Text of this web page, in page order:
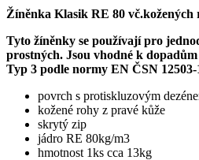
Žíněnka Klasik RE 80 vč.kožených
Tyto žíněnky se používají pro
prostných. Jsou vhodné k
Typ 3 podle normy EN ČSN 12503-
povrch s protiskluzovým
kožené rohy z pravé kůže
skrytý zip
jádro RE 80kg/m3
hmotnost 1ks cca 13kg